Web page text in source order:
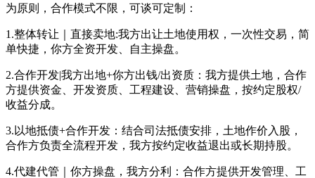
为原则，合作模式不限，可谈可定制：
1.整体转让｜直接卖地:我方出让土地使用权，一次性交易，简
单快捷，你方全资开发、自主操盘。
2.合作开发|我方出地+你方出钱/出资质：我方提供土地，合作
方提供资金、开发资质、工程建设、营销操盘，按约定股权/
收益分成。
3.以地抵债+合作开发：结合司法抵债安排，土地作价入股，
合作方负责全流程开发，我方按约定收益退出或长期持股。
4.代建代管｜你方操盘，我方分利：合作方提供开发管理、工